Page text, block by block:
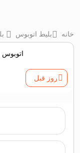
خانه بلیط اتوبوس
اتوبوس
روز قبل